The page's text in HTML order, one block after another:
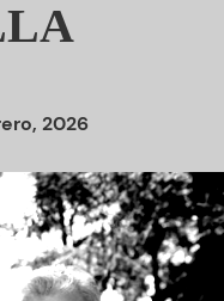
2026